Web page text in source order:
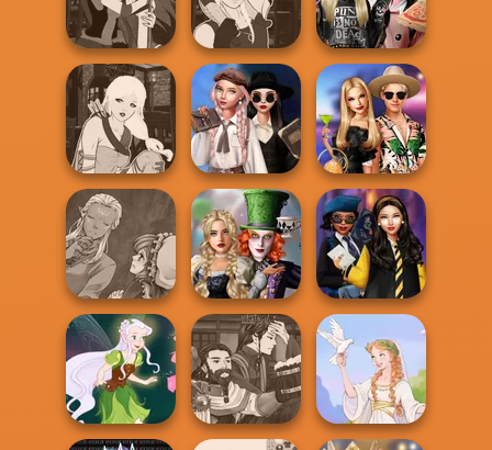
SNK Cosplayer
2.0
Faceoff
Manga Creator -
Fantasy World...
Manga Creator -
Fantasy World...
Billie's Weekly
Planner
Manga Creator -
Fantasy World...
Wednesday's
Breakup
Handbook
BFFs' Birthday
Bash For Babs
Manga Creator
World Of
Fantasy...
Alice and
Friends:
Enchanted W...
Hogwarts
Princesses